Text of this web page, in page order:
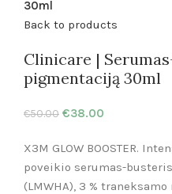
30ml
Back to products
Clinicare |
pigmentaciją 30ml
€50.00 €38.00
X3M GLOW BOOSTER.
poveikio serumas-
(LMWHA), 3 %